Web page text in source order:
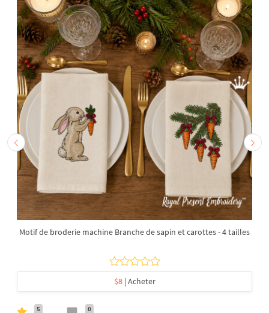
Motif de broderie machine Branche de sapin et carottes - 4 tailles
$8| Acheter
5 0